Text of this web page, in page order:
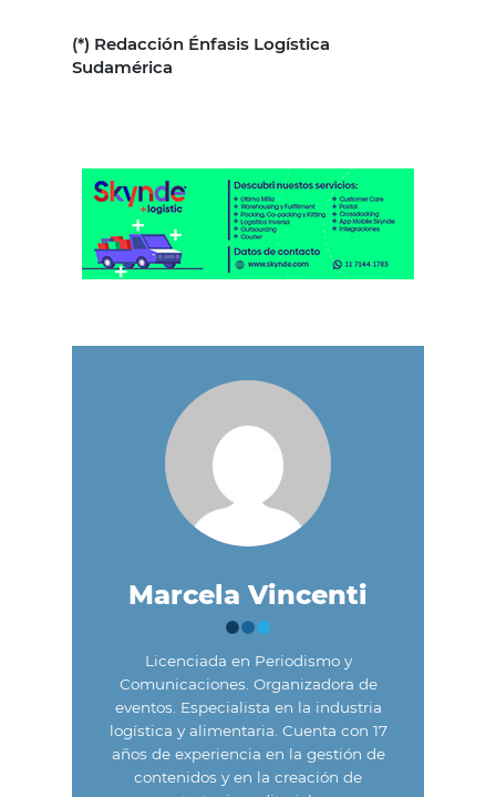
(*) Redacción Énfasis Logística
Sudamérica
Marcela Vincenti
Licenciada en Periodismo y
Comunicaciones. Organizadora de
eventos. Especialista en la industria
logística y alimentaria. Cuenta con 17
años de experiencia en la gestión de
contenidos y en la creación de